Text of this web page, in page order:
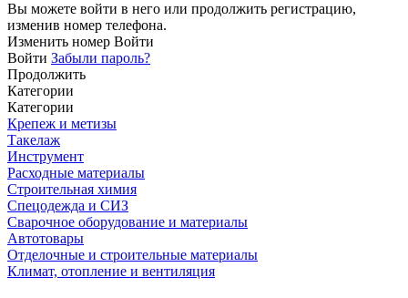
Вы можете войти в него или продолжить регистрацию,
изменив номер телефона.
Изменить номер Войти
Войти Забыли пароль?
Продолжить
Категории
Категории
Крепеж и метизы
Такелаж
Инструмент
Расходные материалы
Строительная химия
Спецодежда и СИЗ
Сварочное оборудование и материалы
Автотовары
Отделочные и строительные материалы
Климат, отопление и вентиляция